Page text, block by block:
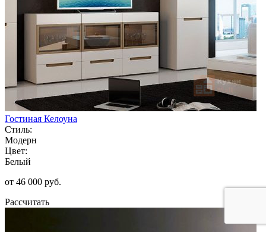
Гостиная Келоуна
Стиль:
Модерн
Цвет:
Белый
от 46 000 руб.
Рассчитать